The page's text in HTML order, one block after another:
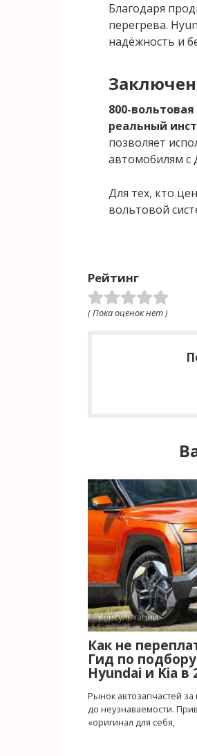
Благодаря
перегрева.
надёжность и
800-
реальный
позволяет
автомобилям с
Для тех, кто
вольтовой
Рейтинг
( Пока оценок нет )
Консультации
Как не
Гид по
Hyundai и Kia в
Рынок автозапчастей
до неузнаваемости.
«оригинал для себя,